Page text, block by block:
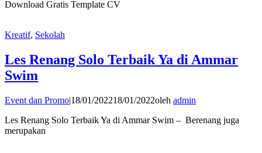
Download Gratis Template CV
Kreatif, Sekolah
Les Renang Solo Terbaik Ya di Ammar
Swim
Event dan Promo|18/01/202218/01/2022oleh admin
Les Renang Solo Terbaik Ya di Ammar Swim – Berenang juga
merupakan